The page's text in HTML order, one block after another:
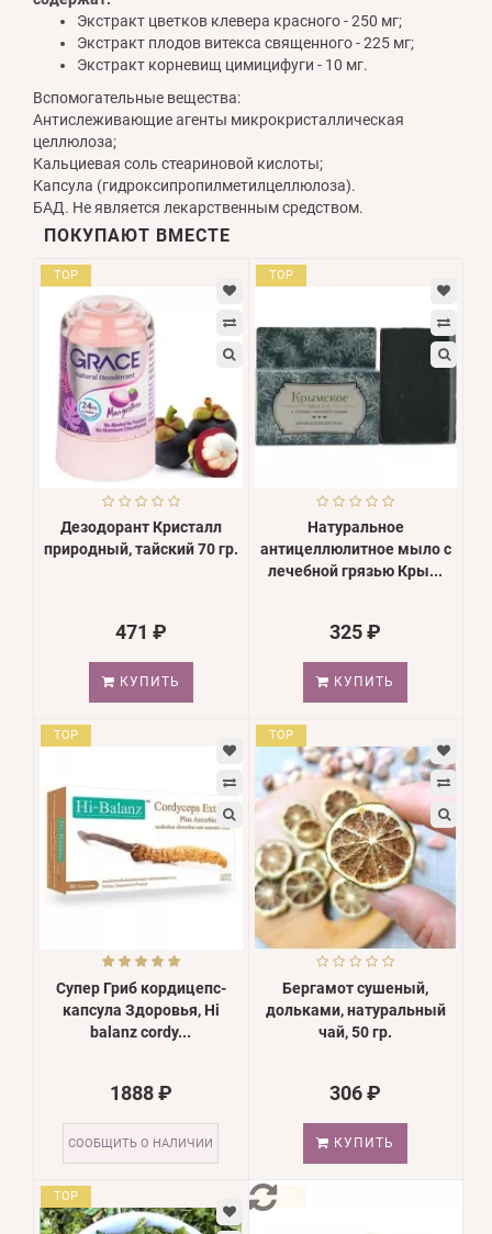
Экстракт цветков клевера красного - 250 мг;
Экстракт плодов витекса священного - 225 мг;
Экстракт корневищ цимицифуги - 10 мг.
Вспомогательные вещества:
Антислеживающие агенты микрокристаллическая
целлюлоза;
Кальциевая соль стеариновой кислоты;
Капсула (гидроксипропилметилцеллюлоза).
БАД. Не является лекарственным средством.
ПОКУПАЮТ ВМЕСТЕ
TOP
Дезодорант Кристалл
природный, тайский 70 гр.
471 ₽
КУПИТЬ
TOP
Натуральное
антицеллюлитное мыло с
лечебной грязью Кры...
325 ₽
КУПИТЬ
TOP
Супер Гриб кордицепс-
капсула Здоровья, Hi
balanz cordy...
1888 ₽
СООБЩИТЬ О НАЛИЧИИ
TOP
Бергамот сушеный,
дольками, натуральный
чай, 50 гр.
306 ₽
КУПИТЬ
TOP TOP